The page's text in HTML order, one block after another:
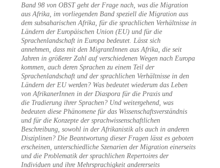
Band 98 von OBST geht der Frage nach, was die Migration
aus Afrika, im vorliegenden Band speziell die Migration aus
dem subsaharischen Afrika, für die sprachlichen Verhältnisse in
Ländern der Europäischen Union (EU) und für die
Sprachenlandschaft in Europa bedeutet. Lässt sich
annehmen, dass mit den MigrantInnen aus Afrika, die seit
Jahren in größerer Zahl auf verschiedenen Wegen nach Europa
kommen, auch deren Sprachen zu einem Teil der
Sprachenlandschaft und der sprachlichen Verhältnisse in den
Ländern der EU werden? Was bedeutet wiederum das Leben
von AfrikanerInnen in der Diaspora für die Praxis und
die Tradierung ihrer Sprachen? Und weitergehend, was
bedeuten diese Phänomene für das Wissenschaftsverständnis
und für die Konzepte der sprachwissenschaftlichen
Beschreibung, sowohl in der Afrikanistik als auch in anderen
Disziplinen? Die Beantwortung dieser Fragen lässt es geboten
erscheinen, unterschiedliche Szenarien der Migration einerseits
und die Problematik der sprachlichen Repertoires der
Individuen und ihre Mehrsprachigkeit andererseits